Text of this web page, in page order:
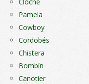
Cloche
Pamela
Cowboy
Cordobés
Chistera
Bombín
Canotier